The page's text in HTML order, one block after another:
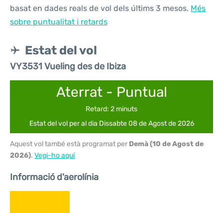
basat en dades reals de vol dels últims 3 mesos. Més
sobre puntualitat i retards
Estat del vol
VY3531 Vueling des de Ibiza
Aterrat - Puntual
Retard: 2 minuts
Estat del vol per al dia Dissabte 08 de Agost de 2026
Aquest vol també està programat per Demà (10 de Agost de
2026). Vegi-ho aquí
Informació d'aerolínia